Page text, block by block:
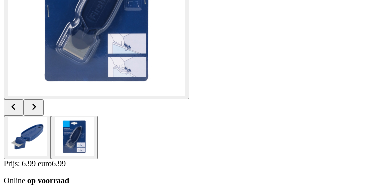
Prijs: 6.99 euro6.99
Online op voorraad